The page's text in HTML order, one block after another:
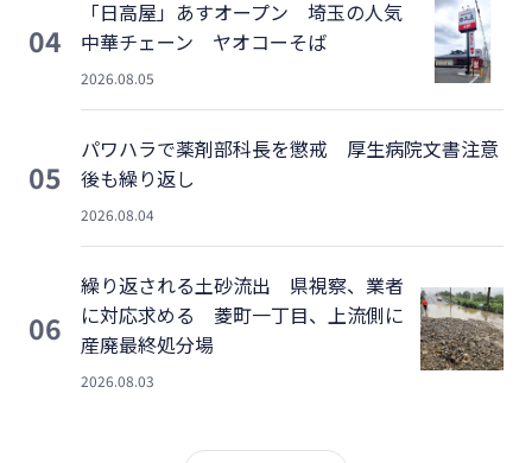
04
「日高屋」あすオープン 埼玉の人気
中華チェーン ヤオコーそば
2026.08.05
05
パワハラで薬剤部科長を懲戒 厚生病院文書注意
後も繰り返し
2026.08.04
06
繰り返される土砂流出 県視察、業者
に対応求める 菱町一丁目、上流側に
産廃最終処分場
2026.08.03